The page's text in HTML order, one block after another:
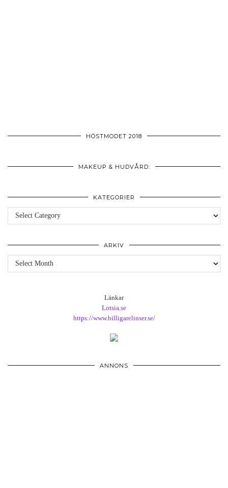
HÖSTMODET 2018
MAKEUP & HUDVÅRD:
KATEGORIER
Kategorier
ARKIV
Arkiv
Länkar
Lotsia.se
https://www.billigarelinser.se/
ANNONS